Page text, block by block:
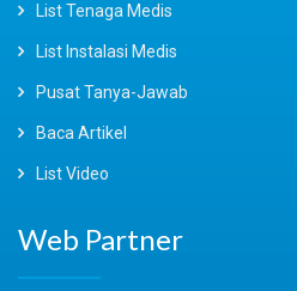
List Tenaga Medis
List Instalasi Medis
Pusat Tanya-Jawab
Baca Artikel
List Video
Web Partner